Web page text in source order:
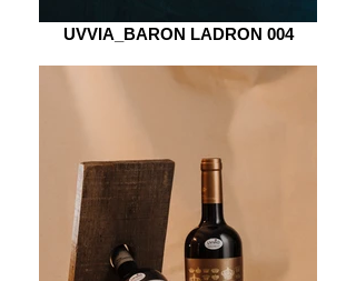
UVVIA_BARON LADRON 004